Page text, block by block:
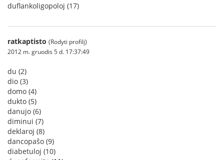
duflankoligopoloj (17)
ratkaptisto (Rodyti profilį)
2012 m. gruodis 5 d. 17:37:49
du (2)
dio (3)
domo (4)
dukto (5)
danujo (6)
diminui (7)
deklaroj (8)
dancopaŝo (9)
diabetuloj (10)